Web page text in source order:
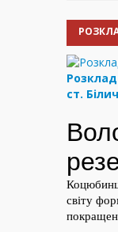
Розклад
ст.